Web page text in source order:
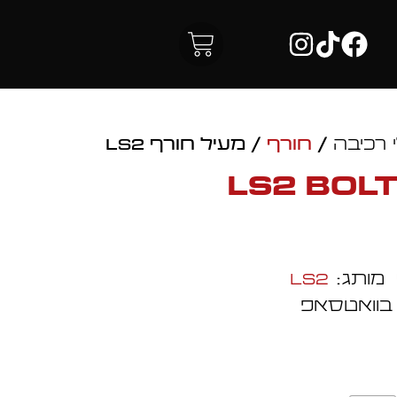
רכיבה / חורף
/ מעיל חורף LS2
מותג: LS2
בוואטסאפ